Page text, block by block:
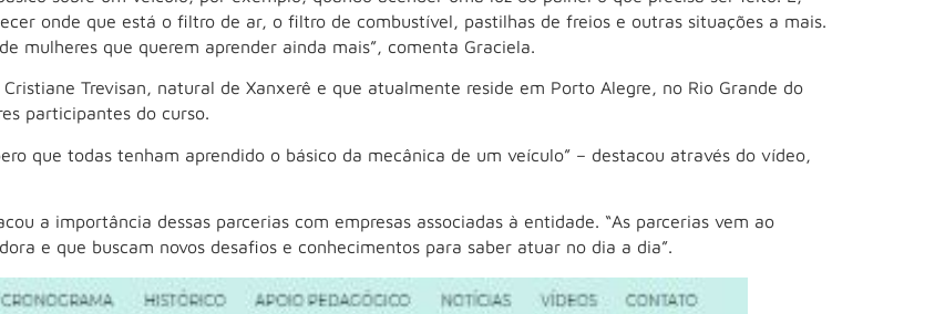
onde que está o filtro de ar, o filtro de combustível, pastilhas de freios e outras situações a mais.
mulheres que querem aprender ainda mais”, comenta Graciela.
Trevisan, natural de Xanxerê e que atualmente reside em Porto Alegre, no Rio Grande do
participantes do curso.
que todas tenham aprendido o básico da mecânica de um veículo” – destacou através do vídeo,
a importância dessas parcerias com empresas associadas à entidade. “As parcerias vem ao
e que buscam novos desafios e conhecimentos para saber atuar no dia a dia”.